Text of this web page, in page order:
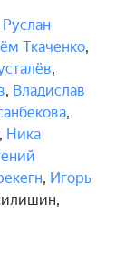
Руслан
Ткаченко,
,
, Владислав
,
, Ника
, Игорь
,